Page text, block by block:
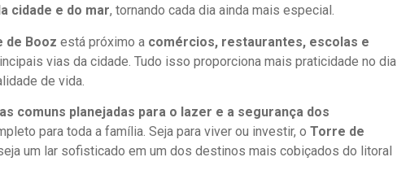
cidade e do mar, tornando cada dia ainda mais especial.
de Booz está próximo a comércios, restaurantes, escolas e
vias da cidade. Tudo isso proporciona mais praticidade no dia
de vida.
comuns planejadas para o lazer e a segurança dos
para toda a família. Seja para viver ou investir, o Torre de
um lar sofisticado em um dos destinos mais cobiçados do litoral